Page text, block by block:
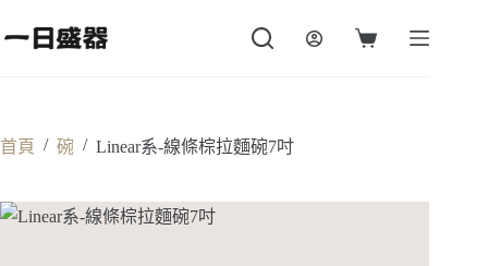
至
容
購
首頁 / 碗 / Linear系-線條棕拉麵碗7吋